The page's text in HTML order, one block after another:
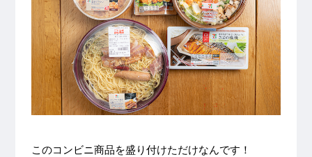
このコンビニ商品を盛り付けただけなんです！